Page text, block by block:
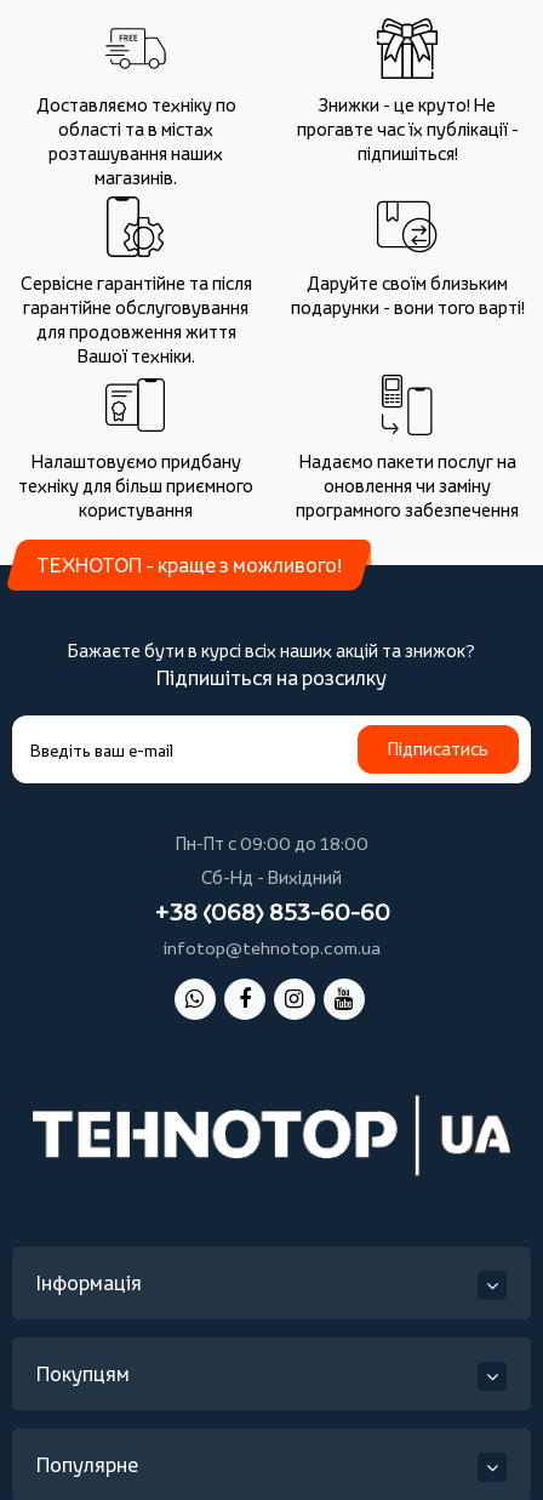
Доставляємо техніку по
області та в містах
розташування наших
магазинів.
Знижки - це круто! Не
прогавте час їх публікації -
підпишіться!
Сервісне гарантійне та після
гарантійне обслуговування
для продовження життя
Вашої техніки.
Даруйте своїм близьким
подарунки - вони того варті!
Налаштовуємо придбану
техніку для більш приємного
користування
Надаємо пакети послуг на
оновлення чи заміну
програмного забезпечення
ТЕХНОТОП - краще з можливого!
Бажаєте бути в курсі всіх наших акцій та знижок?
Підпишіться на розсилку
Підписатись
Пн-Пт с 09:00 до 18:00
Сб-Нд - Вихідний
+38 (068) 853-60-60
infotop@tehnotop.com.ua
Інформація
Покупцям
Популярне